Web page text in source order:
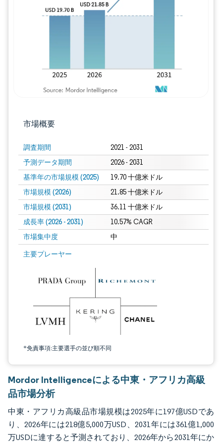
市場概要
調査期間 2021 - 2031
予測データ期間 2026 - 2031
基準年の市場規模 (2025) 19.70 十億米ドル
市場規模 (2026) 21.85 十億米ドル
市場規模 (2031) 36.11 十億米ドル
成長率 (2026 - 2031) 10.57% CAGR
市場集中度 中
主要プレーヤー
*免責事項:主要選手の並び順不同
画像 © Mordor Intelligence。再利用にはCC BY 4.0の表示が必要です。
画像 © Mordor Intelligence。再利用には
Mordor Intelligenceによる中東・アフリカ高級
品市場分析
中東・アフリカ高級品市場規模は2025年に197億USDであ
り、2026年には218億5,000万USD、2031年には361億1,000
万USDに達すると予測されており、2026年から2031年にか